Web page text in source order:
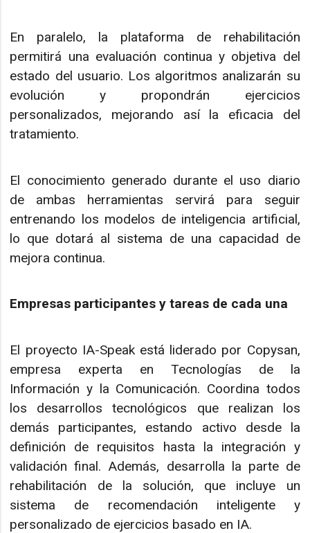
En paralelo, la plataforma de rehabilitación
permitirá una evaluación continua y objetiva del
estado del usuario. Los algoritmos analizarán su
evolución y propondrán ejercicios
personalizados, mejorando así la eficacia del
tratamiento.
El conocimiento generado durante el uso diario
de ambas herramientas servirá para seguir
entrenando los modelos de inteligencia artificial,
lo que dotará al sistema de una capacidad de
mejora continua.
Empresas participantes y tareas de cada una
El proyecto IA-Speak está liderado por Copysan,
empresa experta en Tecnologías de la
Información y la Comunicación. Coordina todos
los desarrollos tecnológicos que realizan los
demás participantes, estando activo desde la
definición de requisitos hasta la integración y
validación final. Además, desarrolla la parte de
rehabilitación de la solución, que incluye un
sistema de recomendación inteligente y
personalizado de ejercicios basado en IA.